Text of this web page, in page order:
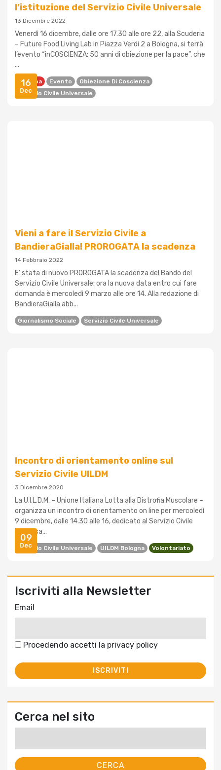
16
Dec
l’istituzione del Servizio Civile Universale
13 Dicembre 2022
Venerdì 16 dicembre, dalle ore 17.30 alle ore 22, alla Scuderia
– Future Food Living Lab in Piazza Verdi 2 a Bologna, si terrà
l’evento “inCOSCIENZA: 50 anni di obiezione per la pace”, che
...
Bologna Evento
Obiezione Di Coscienza
Servizio Civile Universale
Vieni a fare il Servizio Civile a
BandieraGialla! PROROGATA la scadenza
14 Febbraio 2022
E’ stata di nuovo PROROGATA la scadenza del Bando del
Servizio Civile Universale: ora la nuova data entro cui fare
domanda è mercoledì 9 marzo alle ore 14. Alla redazione di
BandieraGialla abb...
Giornalismo Sociale Servizio Civile Universale
09
Dec
Incontro di orientamento online sul
Servizio Civile UILDM
3 Dicembre 2020
La U.I.L.D.M. – Unione Italiana Lotta alla Distrofia Muscolare –
organizza un incontro di orientamento on line per mercoledì
9 dicembre, dalle 14.30 alle 16, dedicato al Servizio Civile
Universa...
Servizio Civile Universale UILDM Bologna Volontariato
Iscriviti alla Newsletter
Email
Procedendo accetti la privacy policy
Cerca nel sito